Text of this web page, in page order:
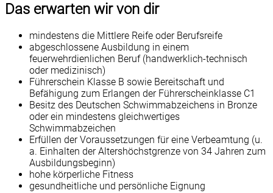
Das erwarten wir von dir
mindestens die Mittlere Reife oder Berufsreife
abgeschlossene Ausbildung in einem
feuerwehrdienlichen Beruf (handwerklich-technisch
oder medizinisch)
Führerschein Klasse B sowie Bereitschaft und
Befähigung zum Erlangen der Führerscheinklasse C1
Besitz des Deutschen Schwimmabzeichens in Bronze
oder ein mindestens gleichwertiges
Schwimmabzeichen
Erfüllen der Voraussetzungen für eine Verbeamtung (u.
a. Einhalten der Altershöchstgrenze von 34 Jahren zum
Ausbildungsbeginn)
hohe körperliche Fitness
gesundheitliche und persönliche Eignung